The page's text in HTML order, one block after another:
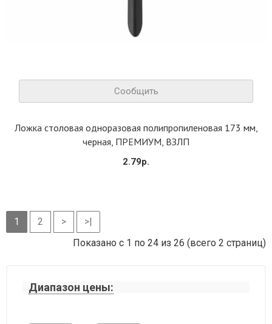
Сообщить
Ложка столовая одноразовая полипропиленовая 173 мм,
черная, ПРЕМИУМ, ВЗЛП
2.79р.
1 2 >
>|
Показано с 1 по 24 из 26 (всего 2 страниц)
Диапазон цены: